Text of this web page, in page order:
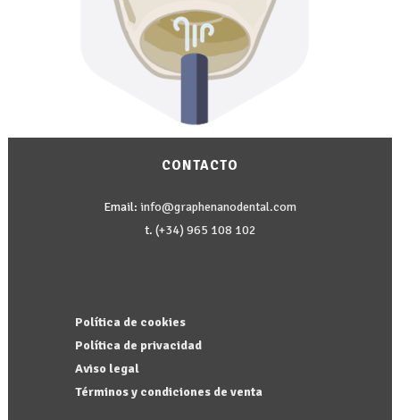
CONTACTO
Email: info@graphenanodental.com
t. (+34) 965 108 102
Política de cookies
Política de privacidad
Aviso legal
Términos y condiciones de venta